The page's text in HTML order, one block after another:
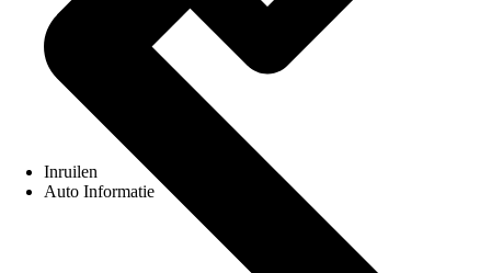
Inruilen
Auto Informatie